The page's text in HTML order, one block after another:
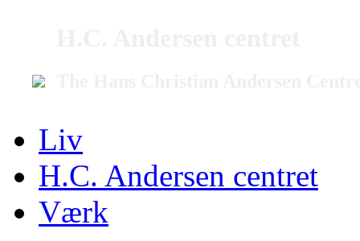
Liv
H.C. Andersen centret
Værk